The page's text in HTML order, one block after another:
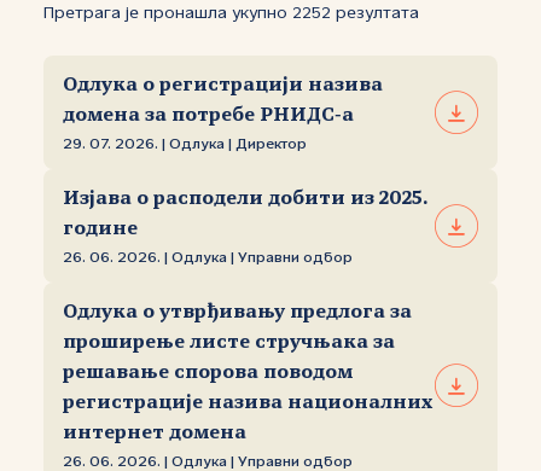
Претрага је пронашла укупно 2252 резултата
Одлука o регистрацији назива
домена за потребе РНИДС‑а
29. 07. 2026. | Одлука | Директор
Изјава о расподели добити из 2025.
године
26. 06. 2026. | Одлука | Управни одбор
Одлука о утврђивању предлога за
проширење листе стручњака за
решавање спорова поводом
регистрације назива националних
интернет домена
26. 06. 2026. | Одлука | Управни одбор